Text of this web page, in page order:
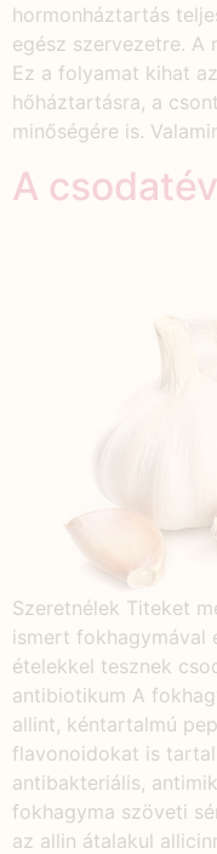
hormonháztartás
egész szervezetre. A
Ez a folyamat kihat
hőháztartásra, a
minőségére is.
A
Szeretnélek Titeket
ismert fokhagymával
ételekkel tesznek
antibiotikum A
allint, kéntartalmú
flavonoidokat is
antibakteriális,
fokhagyma szöveti
az allin átalakul